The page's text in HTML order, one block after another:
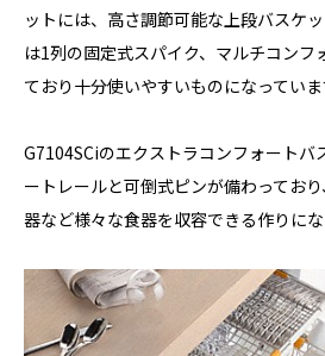
ットには、高さ調節可能な上段バスケ
は1列の固定式スパイク、マルチコンフ
ており十分使いやすいものになっていま
G7104SCiのエクストラコンフォートバ
ートレールと可倒式ピンが備わってお
器など様々な食器を収容できる作りにな